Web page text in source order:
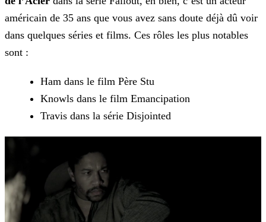
américain de 35 ans que vous avez sans doute déjà dû voir
dans quelques séries et films. Ces rôles les plus notables
sont :
Ham dans le film Père Stu
Knowls dans le film Emancipation
Travis dans la série Disjointed